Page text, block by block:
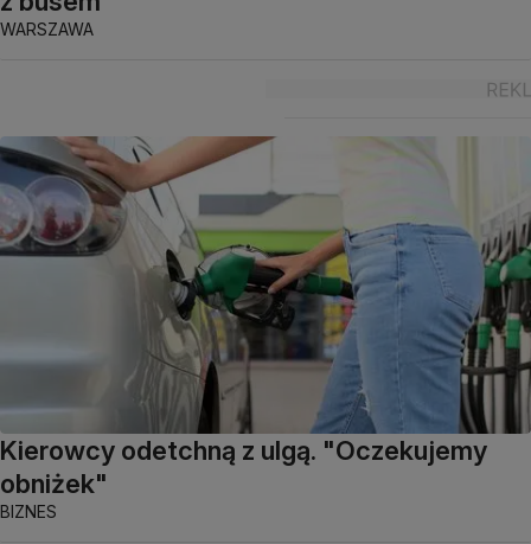
WARSZAWA
Kierowcy odetchną z ulgą. "Oczekujemy
obniżek"
BIZNES